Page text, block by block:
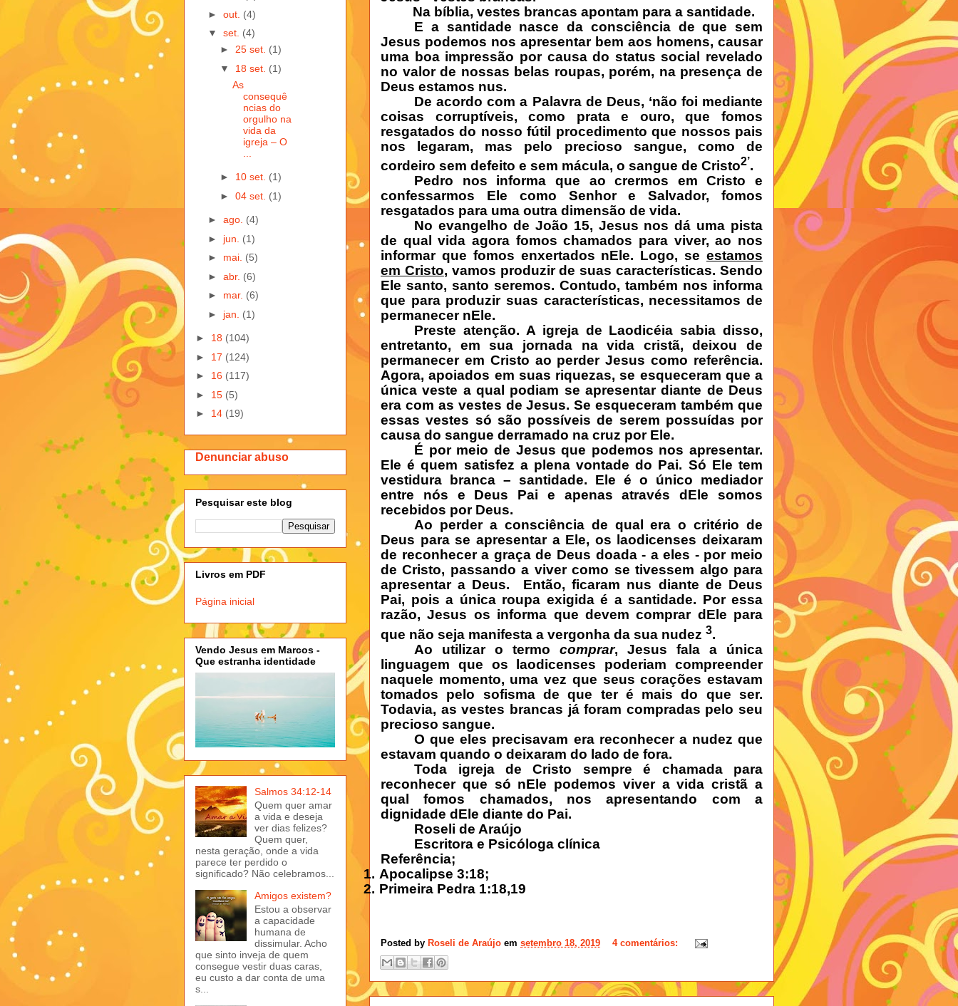
Na bíblia, vestes brancas apontam para a santidade.
E a santidade nasce da consciência de que sem
Jesus podemos nos apresentar bem aos homens, causar
uma boa impressão por causa do status social revelado
no valor de nossas belas roupas, porém, na presença de
Deus estamos nus.
De acordo com a Palavra de Deus, ‘não foi mediante
coisas corruptíveis, como prata e ouro, que fomos
resgatados do nosso fútil procedimento que nossos pais
nos legaram, mas pelo precioso sangue, como de
cordeiro sem defeito e sem mácula, o sangue de Cristo2’.
Pedro nos informa que ao crermos em Cristo e
confessarmos Ele como Senhor e Salvador, fomos
resgatados para uma outra dimensão de vida.
No evangelho de João 15, Jesus nos dá uma pista
de qual vida agora fomos chamados para viver, ao nos
informar que fomos enxertados nEle. Logo, se estamos
em Cristo, vamos produzir de suas características. Sendo
Ele santo, santo seremos. Contudo, também nos informa
que para produzir suas características, necessitamos de
permanecer nEle.
Preste atenção. A igreja de Laodicéia sabia disso,
entretanto, em sua jornada na vida cristã, deixou de
permanecer em Cristo ao perder Jesus como referência.
Agora, apoiados em suas riquezas, se esqueceram que a
única veste a qual podiam se apresentar diante de Deus
era com as vestes de Jesus. Se esqueceram também que
essas vestes só são possíveis de serem possuídas por
causa do sangue derramado na cruz por Ele.
É por meio de Jesus que podemos nos apresentar.
Ele é quem satisfez a plena vontade do Pai. Só Ele tem
vestidura branca – santidade. Ele é o único mediador
entre nós e Deus Pai e apenas através dEle somos
recebidos por Deus.
Ao perder a consciência de qual era o critério de
Deus para se apresentar a Ele, os laodicenses deixaram
de reconhecer a graça de Deus doada - a eles - por meio
de Cristo, passando a viver como se tivessem algo para
apresentar a Deus.
Então, ficaram nus diante de Deus
Pai, pois a única roupa exigida é a santidade. Por essa
razão, Jesus os informa que devem comprar dEle para
que não seja manifesta a vergonha da sua nudez 3.
Ao utilizar o termocomprar, Jesus fala a única
linguagem que os laodicenses poderiam compreender
naquele momento, uma vez que seus corações estavam
tomados pelo sofisma de que ter é mais do que ser.
Todavia, as vestes brancas já foram compradas pelo seu
precioso sangue.
O que eles precisavam era reconhecer a nudez que
estavam quando o deixaram do lado de fora.
Toda igreja de Cristo sempre é chamada para
reconhecer que só nEle podemos viver a vida cristã a
qual fomos chamados, nos apresentando com a
dignidade dEle diante do Pai.
Roseli de Araújo
Escritora e Psicóloga clínica
Referência;
1. Apocalipse 3:18;
2. Primeira Pedra 1:18,19
Posted by Roseli de Araújo em setembro 18, 2019 4 comentários:
► out. (4)
▼ set. (4)
► 25 set. (1)
▼ 18 set. (1)
As
consequê
ncias do
orgulho na
vida da
igreja – O
► 10 set. (1)
► 04 set. (1)
► ago. (4)
► jun. (1)
► mai. (5)
► abr. (6)
► mar. (6)
► jan. (1)
► 18 (104)
► 17 (124)
► 16 (117)
► 15 (5)
► 14 (19)
Denunciar abuso
Pesquisar este blog
Livros em PDF
Página inicial
Vendo Jesus em Marcos -
Que estranha identidade
Salmos 34:12-14
Quem quer amar
a vida e deseja
ver dias felizes?
Quem quer,
nesta geração, onde a vida
parece ter perdido o
significado? Não celebramos...
Amigos existem?
Estou a observar
a capacidade
humana de
dissimular. Acho
que sinto inveja de quem
consegue vestir duas caras,
eu custo a dar conta de uma
s...